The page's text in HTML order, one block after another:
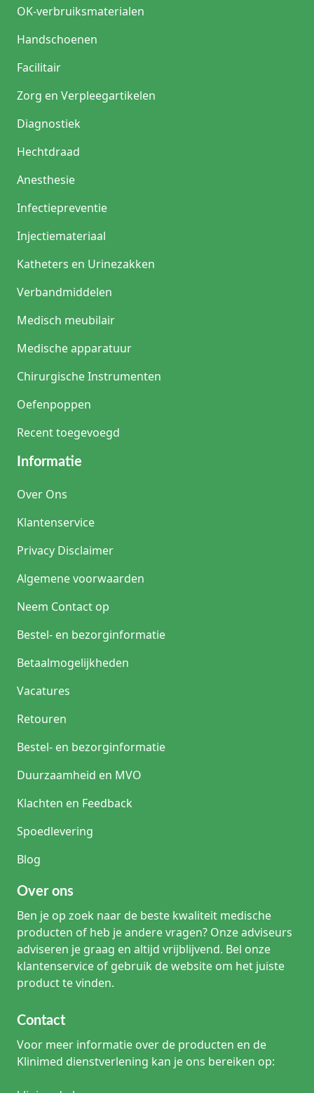
OK-verbruiksmaterialen
Handschoenen
Facilitair
Zorg en Verpleegartikelen
Diagnostiek
Hechtdraad
Anesthesie
Infectiepreventie
Injectiemateriaal
Katheters en Urinezakken
Verbandmiddelen
Medisch meubilair
Medische apparatuur
Chirurgische Instrumenten
Oefenpoppen
Recent toegevoegd
Informatie
Over Ons
Klantenservice
Privacy Disclaimer
Algemene voorwaarden
Neem Contact op
Bestel- en bezorginformatie
Betaalmogelijkheden
Vacatures
Retouren
Bestel- en bezorginformatie
Duurzaamheid en MVO
Klachten en Feedback
Spoedlevering
Blog
Over ons
Ben je op zoek naar de beste kwaliteit medische
producten of heb je andere vragen? Onze adviseurs
adviseren je graag en altijd vrijblijvend. Bel onze
klantenservice of gebruik de website om het juiste
product te vinden.
Contact
Voor meer informatie over de producten en de
Klinimed dienstverlening kan je ons bereiken op: